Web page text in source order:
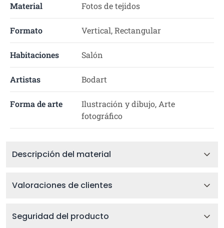
Material Fotos de tejidos
Formato Vertical, Rectangular
Habitaciones Salón
Artistas Bodart
Forma de arte
Ilustración y dibujo, Arte
fotográfico
Descripción del material
Valoraciones de clientes
Seguridad del producto